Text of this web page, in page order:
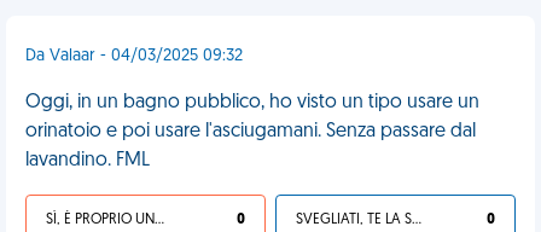
Da Valaar - 04/03/2025 09:32
Oggi, in un bagno pubblico, ho visto un tipo usare un
orinatoio e poi usare l'asciugamani. Senza passare dal
lavandino. FML
SÌ, È PROPRIO UNA VDM! 0 SVEGLIATI, TE LA SEI CERCATA! 0